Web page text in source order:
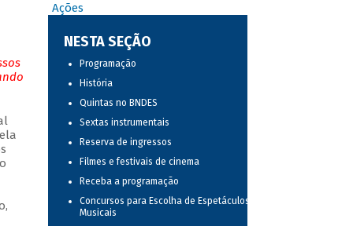
Ações
NESTA SEÇÃO
Programação
História
Quintas no BNDES
Sextas instrumentais
Reserva de ingressos
Filmes e festivais de cinema
Receba a programação
Concursos para Escolha de Espetáculos
Musicais